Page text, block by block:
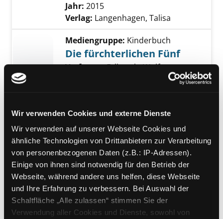
Wir verwenden Cookies und externe Dienste
Wir verwenden auf unserer Webseite Cookies und
ähnliche Technologien von Drittanbietern zur Verarbeitung
von personenbezogenen Daten (z.B.: IP-Adressen).
Einige von ihnen sind notwendig für den Betrieb der
Webseite, während andere uns helfen, diese Webseite
und Ihre Erfahrung zu verbessern. Bei Auswahl der
Schaltfläche „Alle zulassen“ stimmen Sie der
Verwendung aller Cookies und Dienste, sowohl von
Jahr: 2015
Verlag: Langenhagen, Talisa
Mediengruppe: Kinderbuch
Die fürchterlichen Fünf
Verfasser:Erlbruch, Wolf
Exemplar-Details von The black spider
Mediengruppe:Belletristik
The black spider
Verfasser:Gotthelf, JeremaisSuche nach
Jahr: 2011
Verlag:Richmond, Oneworld
Classics
Mediengruppe:Kinderbuch